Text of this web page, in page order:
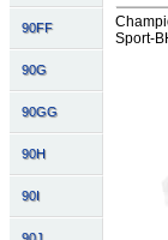
90FF
90G
90GG
90H
90I
Sport-